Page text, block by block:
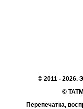
© 2011 - 2026.
©
Перепечатка,